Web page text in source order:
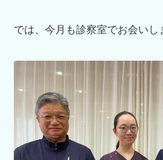
では、今月も診察室でお会いし